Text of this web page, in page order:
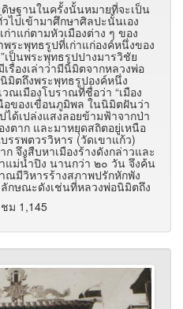
ษฐานในครั้งนั้นหมายที่จะเป็น
ปเข้ามาศึกษาศิลปะนั้นเอง
าแก่ตามหัวเมืองต่าง ๆ ของ
ระพุทธรูปที่เก่าแก่องค์หนึ่งของ
เป็นพระพุทธรูปปางมารวิชัย
รื่องเล่าว่ามีนิมิตจากหลวงพ่อ
มิตถึงพระพุทธรูปองค์หนึ่ง
ณเมืองโบราณที่ชื่อว่า “เมือง
อของเขื่อนภูมิพล ในนิมิตฝันว่า
ด้เปล่งแสงลอยข้ามฟ้าจากป่า
งตาก และมาหยุดสถิตอยู่เหนือ
รรพตวรวิหาร (วัดเขาแก้ว)
จึงสืบหาเมืองร้างดังกล่าวและ
แม่น้ำปิง นานกว่า ๒๐ วัน จึงค้น
ณมีวิหารร้างสภาพปรักหักพัง
กษณะดังเช่นที่หลวงพ่อนิมิตถึง
ม 1,145